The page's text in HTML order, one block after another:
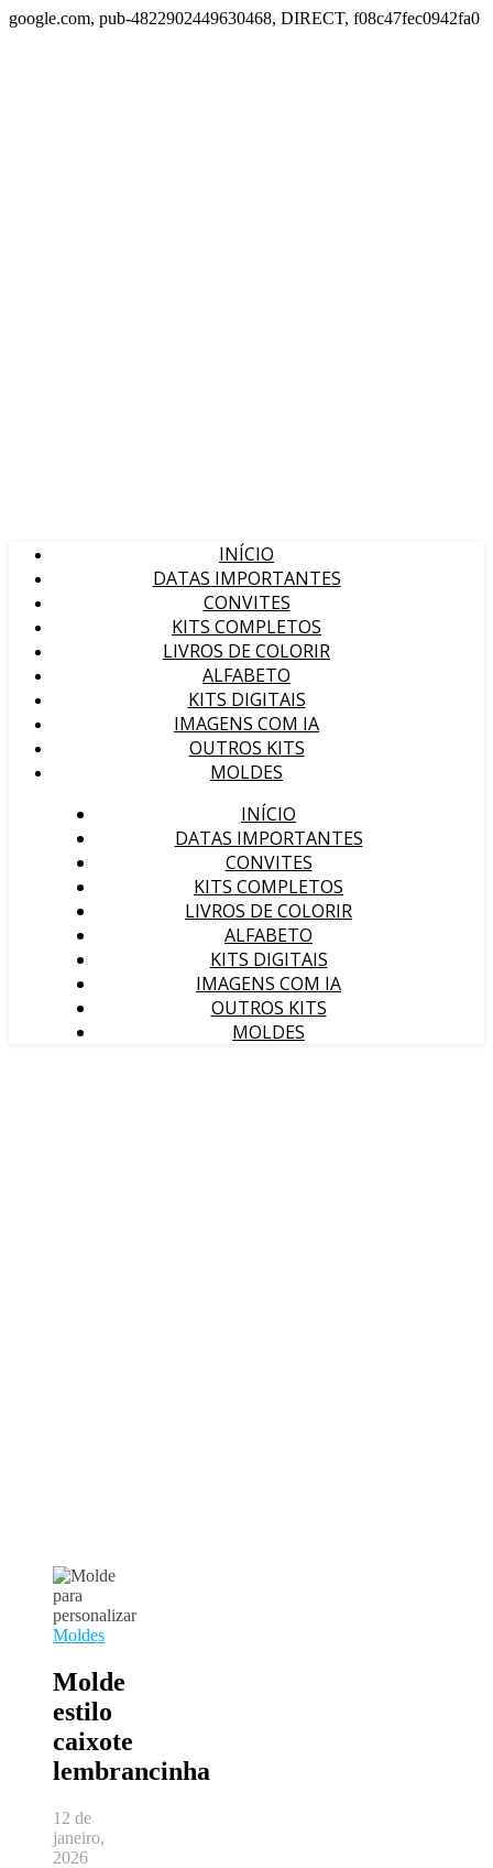
google.com, pub-4822902449630468, DIRECT, f08c47fec0942fa0
INÍCIO
DATAS IMPORTANTES
CONVITES
KITS COMPLETOS
LIVROS DE COLORIR
ALFABETO
KITS DIGITAIS
IMAGENS COM IA
OUTROS KITS
MOLDES
INÍCIO
DATAS IMPORTANTES
CONVITES
KITS COMPLETOS
LIVROS DE COLORIR
ALFABETO
KITS DIGITAIS
IMAGENS COM IA
OUTROS KITS
MOLDES
Moldes
Molde
estilo
caixote
lembrancinha
12 de
janeiro,
2026